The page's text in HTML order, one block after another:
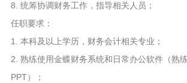
8. 统筹协调财务工作，指导相关人员；
任职要求：
1. 本科及以上学历，财务会计相关专业；
2. 熟练使用金蝶财务系统和日常办公软件（熟
PPT）；